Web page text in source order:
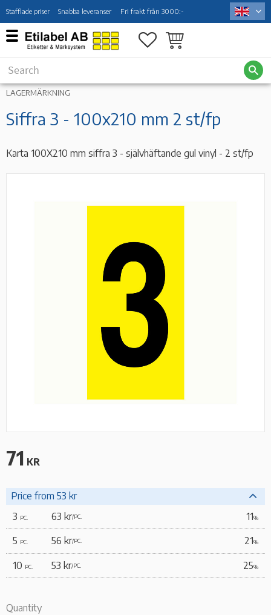
Menu
Stafflade priser Snabba leveranser Fri frakt från 3000:-
Favorites
Basket
LAGERMÄRKNING
Siffra 3 - 100x210 mm 2 st/fp
Karta 100X210 mm siffra 3 - självhäftande gul vinyl - 2 st/fp
71 KR
Price from 53 kr
3 PC. 63 kr/PC. 11%
5 PC. 56 kr/PC. 21%
10 PC. 53 kr/PC. 25%
Quantity